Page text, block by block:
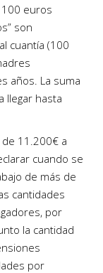
euros
son
cuantía (100
años. La suma
llegar hasta
11.200€ a
cuando se
de más de
cantidades
por
la cantidad
por